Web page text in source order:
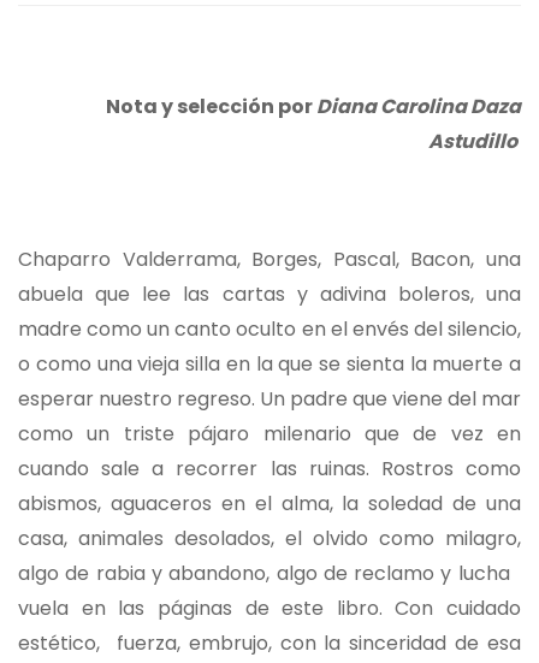
Nota y selección porDiana Carolina Daza
Astudillo
Chaparro Valderrama, Borges, Pascal, Bacon, una
abuela que lee las cartas y adivina boleros, una
madre como un canto oculto en el envés del silencio,
o como una vieja silla en la que se sienta la muerte a
esperar nuestro regreso. Un padre que viene del mar
como un triste pájaro milenario que de vez en
cuando sale a recorrer las ruinas. Rostros como
abismos, aguaceros en el alma, la soledad de una
casa, animales desolados, el olvido como milagro,
algo de rabia y abandono, algo de reclamo y lucha
vuela en las páginas de este libro. Con cuidado
estético, fuerza, embrujo, con la sinceridad de esa